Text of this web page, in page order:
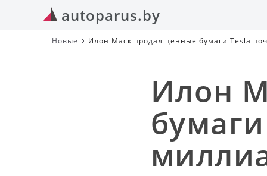
autoparus.by
Новые Илон Маск продал ценные бумаги Tesla
Илон